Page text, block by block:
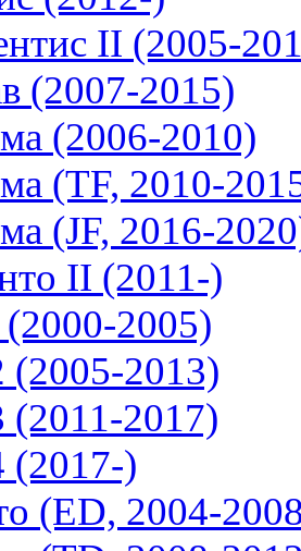
II (2005-
(2007-2015)
(2006-2010)
(TF, 2010-
(JF, 2016-
II (2011-)
2005)
(2005-2013)
(2011-2017)
(2017-)
(ED, 2004-